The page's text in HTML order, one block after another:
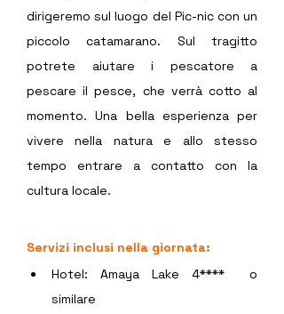
dirigeremo sul luogo del Pic-nic con un
piccolo catamarano. Sul tragitto
potrete aiutare i pescatore a
pescare il pesce, che verrà cotto al
momento. Una bella esperienza per
vivere nella natura e allo stesso
tempo entrare a contatto con la
cultura locale.
Servizi inclusi nella giornata:
Hotel: Amaya Lake 4****  o
similare